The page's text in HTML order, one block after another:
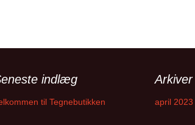
indlæg
til Tegnebutikken
Arkiver
april 2023